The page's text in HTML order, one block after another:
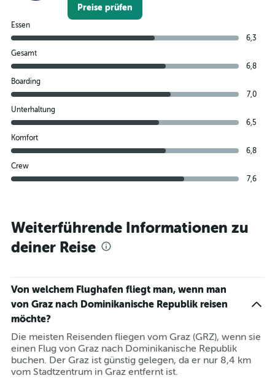
Preise prüfen
Essen
6,3
Gesamt
6,8
Boarding
7,0
Unterhaltung
6,5
Komfort
6,8
Crew
7,6
Weiterführende Informationen zu
deiner Reise
Von welchem Flughafen fliegt man, wenn man
von Graz nach Dominikanische Republik reisen
möchte?
Die meisten Reisenden fliegen vom Graz (GRZ), wenn sie
einen Flug von Graz nach Dominikanische Republik
buchen. Der Graz ist günstig gelegen, da er nur 8,4 km
vom Stadtzentrum in Graz entfernt ist.